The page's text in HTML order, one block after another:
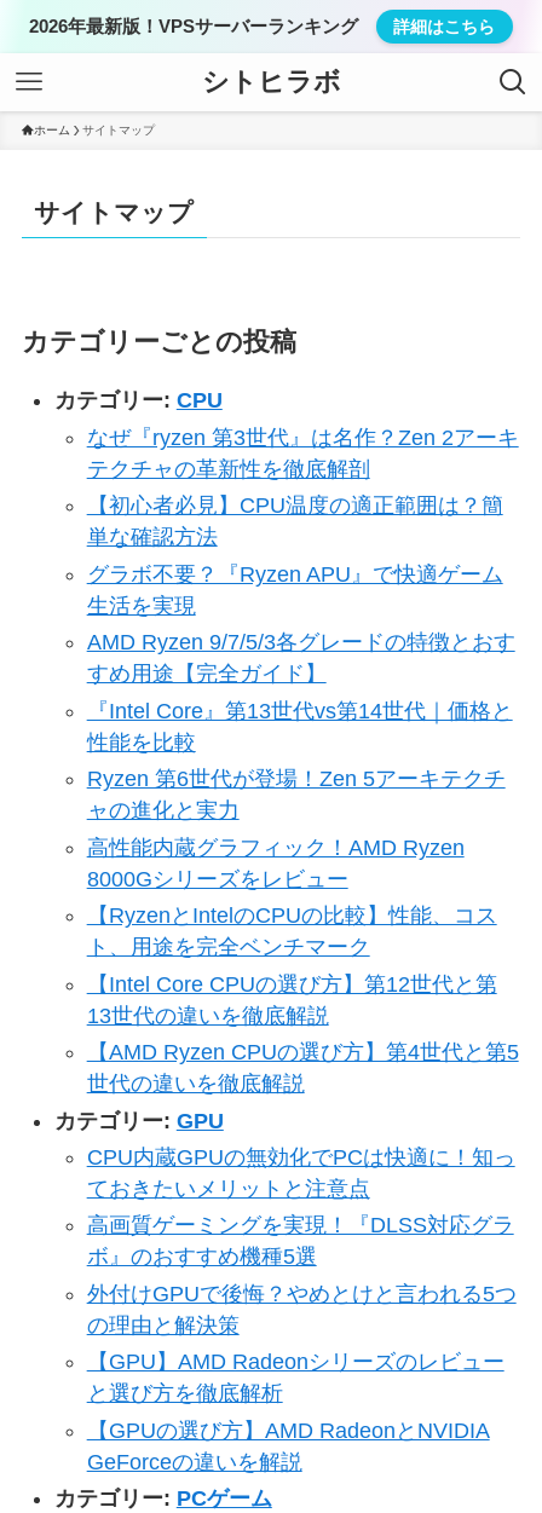
2026年最新版！VPSサーバーランキング 詳細はこちら
シトヒラボ
ホーム サイトマップ
サイトマップ
カテゴリーごとの投稿
カテゴリー: CPU
なぜ『ryzen 第3世代』は名作？Zen 2アーキ
テクチャの革新性を徹底解剖
【初心者必見】CPU温度の適正範囲は？簡
単な確認方法
グラボ不要？『Ryzen APU』で快適ゲーム
生活を実現
AMD Ryzen 9/7/5/3各グレードの特徴とおす
すめ用途【完全ガイド】
『Intel Core』第13世代vs第14世代｜価格と
性能を比較
Ryzen 第6世代が登場！Zen 5アーキテクチ
ャの進化と実力
高性能内蔵グラフィック！AMD Ryzen
8000Gシリーズをレビュー
【RyzenとIntelのCPUの比較】性能、コス
ト、用途を完全ベンチマーク
【Intel Core CPUの選び方】第12世代と第
13世代の違いを徹底解説
【AMD Ryzen CPUの選び方】第4世代と第5
世代の違いを徹底解説
カテゴリー: GPU
CPU内蔵GPUの無効化でPCは快適に！知っ
ておきたいメリットと注意点
高画質ゲーミングを実現！『DLSS対応グラ
ボ』のおすすめ機種5選
外付けGPUで後悔？やめとけと言われる5つ
の理由と解決策
【GPU】AMD Radeonシリーズのレビュー
と選び方を徹底解析
【GPUの選び方】AMD RadeonとNVIDIA
GeForceの違いを解説
カテゴリー: PCゲーム